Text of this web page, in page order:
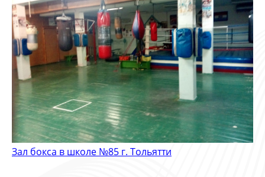
Зал бокса в школе №85 г. Тольятти